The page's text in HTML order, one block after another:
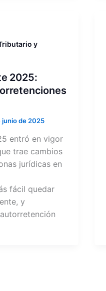
y
2025:
junio de 2025
entró en vigor
trae cambios
jurídicas en
fácil quedar
y